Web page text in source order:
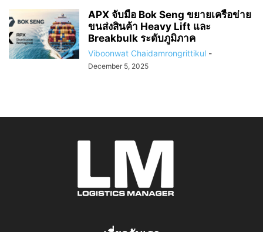
APX จับมือ Bok Seng ขยายเครือข่าย
ขนส่งสินค้า Heavy Lift และ
Breakbulk ระดับภูมิภาค
Viboonwat Chaidamrongrittikul -
December 5, 2025